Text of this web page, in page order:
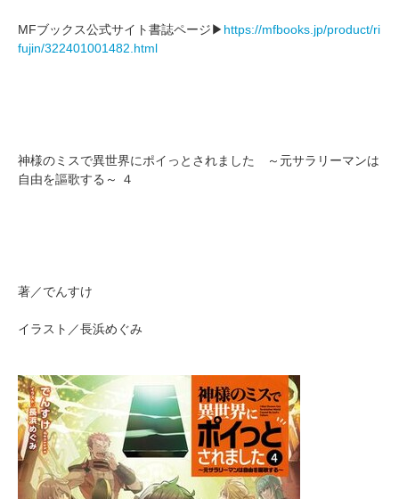
MFブックス公式サイト書誌ページ▶ https://mfbooks.jp/product/ri
fujin/322401001482.html
神様のミスで異世界にポイっとされました ～元サラリーマンは
自由を謳歌する～ ４
著／でんすけ
イラスト／長浜めぐみ